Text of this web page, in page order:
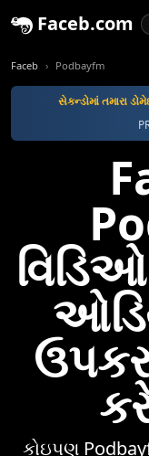
Faceb.com
Faceb Podbayfm
સેકન્ડોમાં તમારા
કોઇપણ